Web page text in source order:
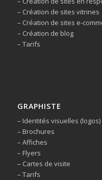
– Création de sites vitrines
– Création de sites e-
– Création de blog
– Tarifs
GRAPHISTE
– Identités visuelles (logos)
– Brochures
– Affiches
– Flyers
– Cartes de visite
– Tarifs